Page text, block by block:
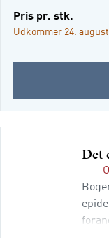
Bog (1. udgave)
e-bog
Pris pr. stk.
Udkommer 24. august
Det